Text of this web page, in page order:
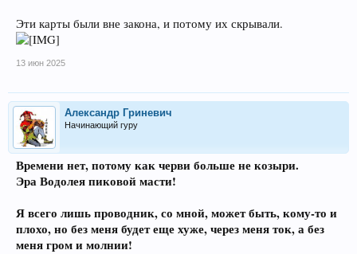
Эти карты были вне закона, и потому их скрывали.
13 июн 2025
Александр Гриневич
Начинающий гуру
Времени нет, потому как черви больше не козыри.
Эра Водолея пиковой масти!
Я всего лишь проводник, со мной, может быть, кому-то и
плохо, но без меня будет еще хуже, через меня ток, а без
меня гром и молнии!